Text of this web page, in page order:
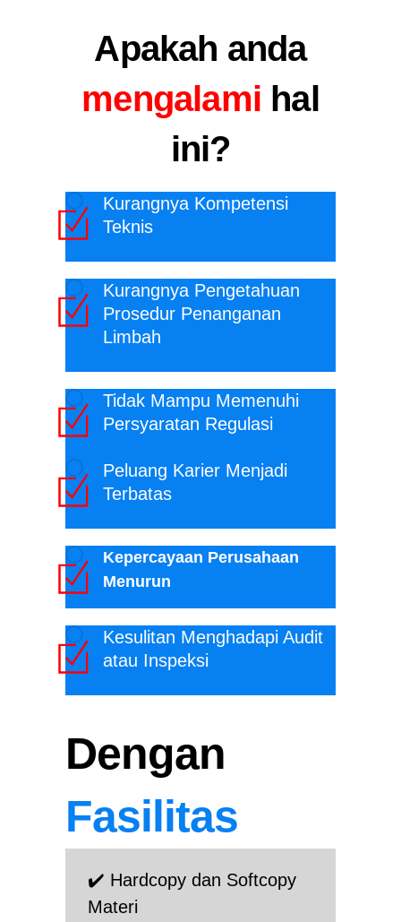
Apakah anda
mengalami hal
ini?
Kurangnya Kompetensi
Teknis
Kurangnya Pengetahuan
Prosedur Penanganan
Limbah
Tidak Mampu Memenuhi
Persyaratan Regulasi
Peluang Karier Menjadi
Terbatas
Kepercayaan Perusahaan
Menurun
Kesulitan Menghadapi Audit
atau Inspeksi
Dengan
Fasilitas
✔️ Hardcopy dan Softcopy
Materi